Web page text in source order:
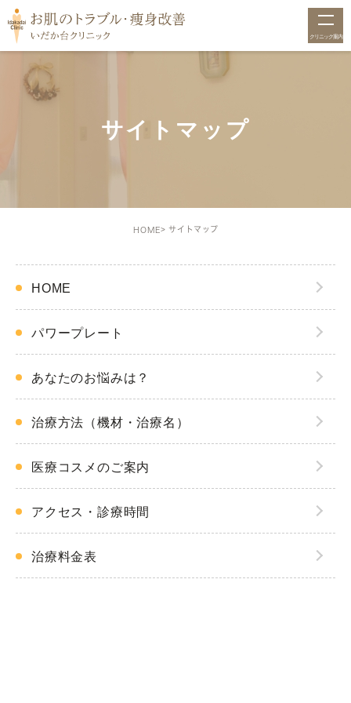
クリニック案内
診療時間 月 火 水
9:00〜12:00 ● ● ● ● ● ●
休
16:00〜19:00
● ●
サイトマップ
HOME サイトマップ
HOME
パワープレート
あなたのお悩みは？
治療方法（機材・治療名）
医療コスメのご案内
アクセス・診療時間
治療料金表